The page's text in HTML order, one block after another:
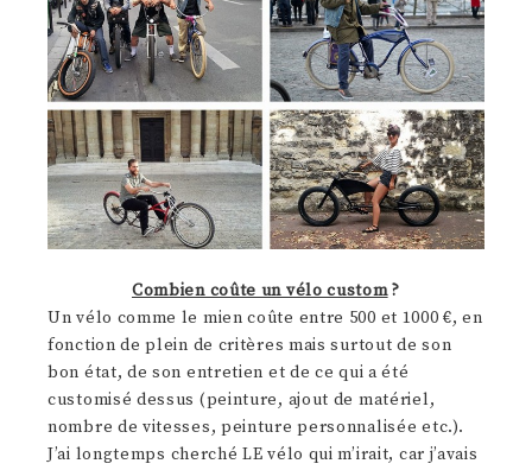
Combien coûte un vélo custom?
Un vélo comme le mien coûte entre 500 et 1000 €, en
fonction de plein de critères mais surtout de son
bon état, de son entretien et de ce qui a été
customisé dessus (peinture, ajout de matériel,
nombre de vitesses, peinture personnalisée etc.).
J’ai longtemps cherché LE vélo qui m’irait, car j’avais